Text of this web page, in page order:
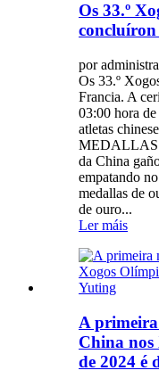
Os 33.º
por
Os 33.º
Francia. A
03:00 hora
atletas
MEDALLAS
da China
empatando
medallas de
de ouro...
Ler máis
A
China nos
de 2024 é